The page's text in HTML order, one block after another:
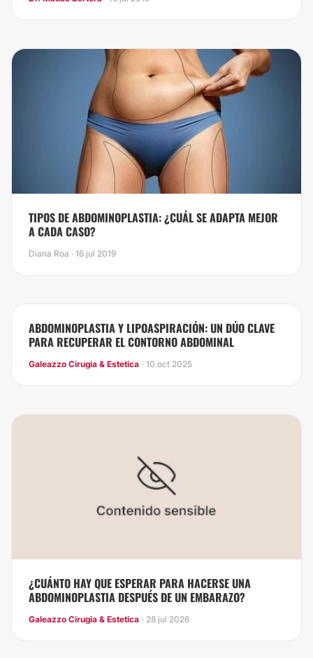
TIPOS DE ABDOMINOPLASTIA: ¿CUÁL SE ADAPTA MEJOR
A CADA CASO?
Diana Roa · 16 jul 2019
ABDOMINOPLASTIA Y LIPOASPIRACIÓN: UN DÚO CLAVE
PARA RECUPERAR EL CONTORNO ABDOMINAL
Galeazzo Cirugia & Estetica · 10 oct 2025
¿CUÁNTO HAY QUE ESPERAR PARA HACERSE UNA
ABDOMINOPLASTIA DESPUÉS DE UN EMBARAZO?
Galeazzo Cirugia & Estetica · 28 jul 2026